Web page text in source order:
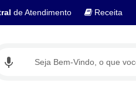
de Atendimento Receita